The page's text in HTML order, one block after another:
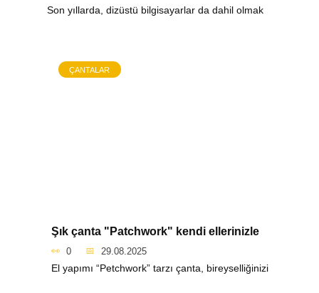
Son yıllarda, dizüstü bilgisayarlar da dahil olmak
ÇANTALAR
Şık çanta "Patchwork" kendi ellerinizle
0 29.08.2025
El yapımı “Petchwork” tarzı çanta, bireyselliğinizi